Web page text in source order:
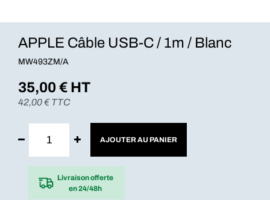
APPLE Câble USB-C / 1m / Blanc
MW493ZM/A
35,00€ HT
42,00€ TTC
AJOUTER AU PANIER
Livraison offerte
en 24/48h